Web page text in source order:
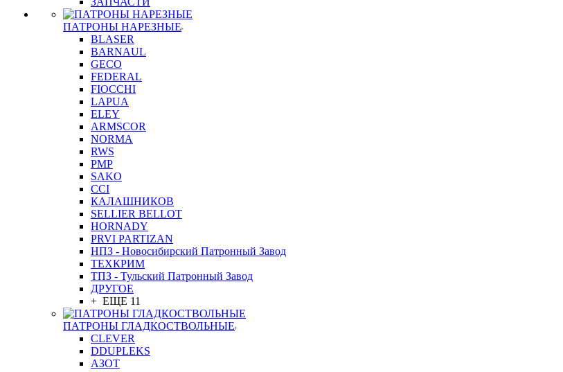
ПАТРОНЫ НАРЕЗНЫЕ
BLASER
BARNAUL
GEСO
FEDERAL
FIOCCHI
LAPUA
ELEY
ARMSCOR
NORMA
RWS
PMP
SAKO
CCI
КАЛАШНИКОВ
SELLIER BELLOT
HORNADY
PRVI PARTIZAN
НПЗ - Новосибирский Патронный Завод
ТЕХКРИМ
ТПЗ - Тульский Патронный Завод
ДРУГОЕ
+ ЕЩЕ 11
ПАТРОНЫ ГЛАДКОСТВОЛЬНЫЕ
CLEVER
DDUPLEKS
АЗОТ